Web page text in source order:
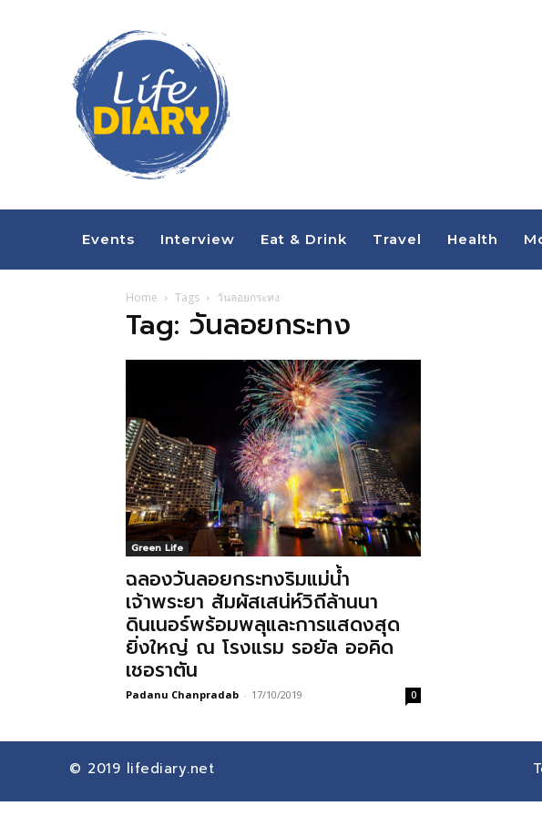
Events Interview Eat & Drink Travel Health
Home Tags วันลอยกระทง
Tag: วันลอยกระทง
Green Life
ฉลองวันลอยกระทงริมแม่น้ำ
เจ้าพระยา สัมผัสเสน่ห์วิถีล้านนา
ดินเนอร์พร้อมพลุและการแสดงสุด
ยิ่งใหญ่ ณ โรงแรม รอยัล ออคิด
เชอราตัน
Padanu Chanpradab - 17/10/2019 0
© 2019 lifediary.net